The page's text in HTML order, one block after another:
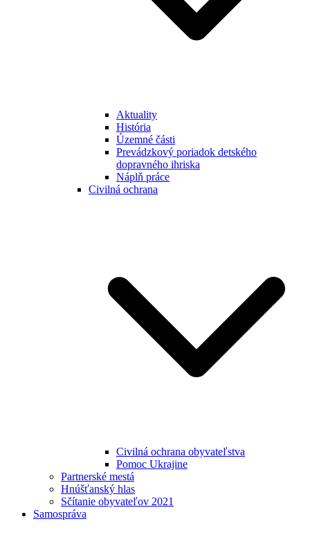
Aktuality
História
Územné části
Prevádzkový poriadok detského
dopravného ihriska
Náplň práce
Civilná ochrana
Civilná ochrana obyvateľstva
Pomoc Ukrajine
Partnerské mestá
Hnúšťanský hlas
Sčítanie obyvateľov 2021
Samospráva